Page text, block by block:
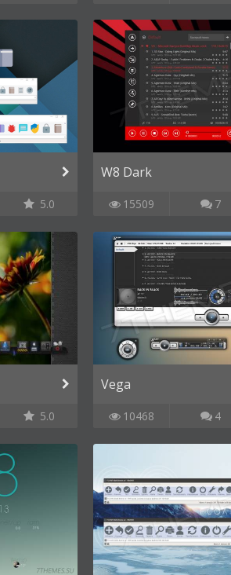
5.0
W8 Dark
15509 7
5.0
Vega
10468 4